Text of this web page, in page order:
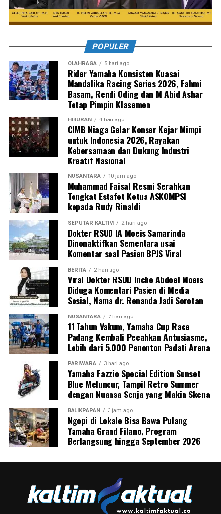
POPULER
OLAHRAGA 5 hari ago
Rider Yamaha Konsisten Kuasai
Mandalika Racing Series 2026, Fahmi
Basam, Rendi Oding dan M Abid Ashar
Tetap Pimpin Klasemen
HIBURAN 4 hari ago
CIMB Niaga Gelar Konser Kejar Mimpi
untuk Indonesia 2026, Rayakan
Kebersamaan dan Dukung Industri
Kreatif Nasional
NUSANTARA 10 jam ago
Muhammad Faisal Resmi Serahkan
Tongkat Estafet Ketua ASKOMPSI
kepada Rudy Rinaldi
SEPUTAR KALTIM 2 hari ago
Dokter RSUD IA Moeis Samarinda
Dinonaktifkan Sementara usai
Komentar soal Pasien BPJS Viral
BERITA 2 hari ago
Viral Dokter RSUD Inche Abdoel Moeis
Diduga Komentari Pasien di Media
Sosial, Nama dr. Renanda Jadi Sorotan
NUSANTARA 2 hari ago
11 Tahun Vakum, Yamaha Cup Race
Padang Kembali Pecahkan Antusiasme,
Lebih dari 5.000 Penonton Padati Arena
PARIWARA 3 hari ago
Yamaha Fazzio Special Edition Sunset
Blue Meluncur, Tampil Retro Summer
dengan Nuansa Senja yang Makin Skena
BALIKPAPAN 3 jam ago
Ngopi di Lokale Bisa Bawa Pulang
Yamaha Grand Filano, Program
Berlangsung hingga September 2026